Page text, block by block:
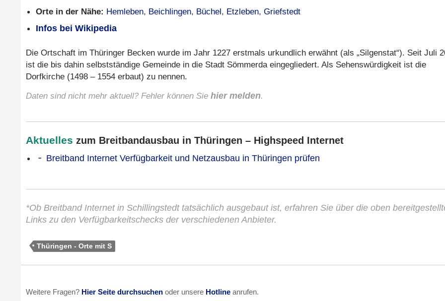
Orte in der Nähe: Hemleben, Beichlingen, Büchel, Etzleben, Griefstedt
Infos bei Wikipedia
Die Ortschaft im Thüringer Becken wurde im Jahr 1227 erstmals urkundlich erwähnt (als „Silgenstat“). Seit Juli
ist die bis dahin selbstständige Gemeinde in die Stadt Sömmerda eingegliedert. Als Sehenswürdigkeit ist die
Dorfkirche (1498 – 1554 erbaut) zu nennen.
Daten sind nicht mehr aktuell? Fehler können Sie hier melden.
Aktuelles zum Breitbandausbau in Thüringen – Highspeed Internet
Breitband Internet Verfügbarkeit und Netzausbau in Thüringen prüfen
*Ob Breitband Internet in Schillingstedt tatsächlich ausgebaut ist, erfahren Sie über die oben
Links zu den Verfügbarkeitschecks der verschiedenen Anbieter.
Thüringen - Orte mit S
Weitere Fragen? Hier Seite durchsuchen oder unsere Hotline anrufen.